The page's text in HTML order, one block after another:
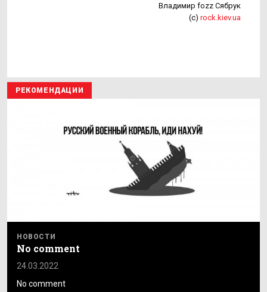
Владимир fozz Сябрук
(с) rock.kiev.ua
РЕКОМЕНДАЦИИ
НОВОСТИ
No comment
24.03.2022
No comment